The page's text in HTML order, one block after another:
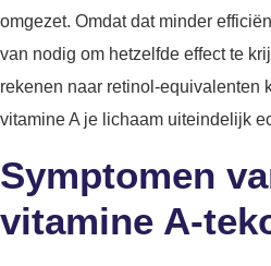
omgezet. Omdat dat minder
van nodig om hetzelfde effect te
rekenen naar retinol-equivalenten
vitamine A je lichaam uiteindelijk
Symptomen
vitamine A-